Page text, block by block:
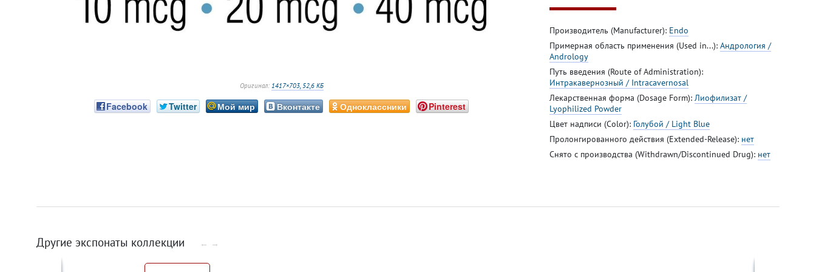
Оригинал: 1417×703, 52,6 КБ
Facebook Twitter Мой мир Вконтакте Одноклассники Pinterest
Производитель (Manufacturer): Endo
Примерная область применения (Used in...): Андрология /
Andrology
Путь введения (Route of Administration):
Интракавернозный / Intracavernosal
Лекарственная форма (Dosage Form): Лиофилизат /
Lyophilized Powder
Цвет надписи (Color): Голубой / Light Blue
Пролонгированного действия (Extended-Release): нет
Снято с производства (Withdrawn/Discontinued Drug): нет
Другие экспонаты коллекции ← →